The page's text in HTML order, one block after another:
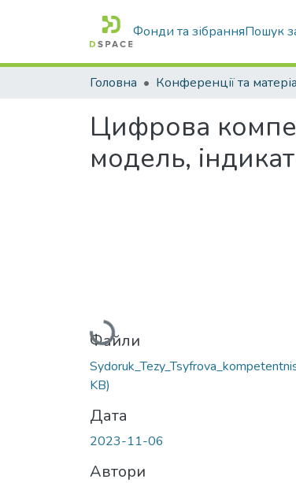
Фонди та зібранняПошук
Головна
Цифрова
модель,
Вантажиться...
Файли
KB)
Дата
2023-11-06
Автори